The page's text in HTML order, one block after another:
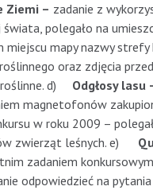
Ziemi – zadanie z
polegało na
miejscu mapy nazwy
oraz zdjęcia
d) Odgłosy lasu
magnetofonów
w roku 2009 –
zwierząt leśnych. e)
zadaniem
odpowiedzieć na